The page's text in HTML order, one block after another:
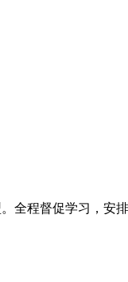
全程督促学习，安排